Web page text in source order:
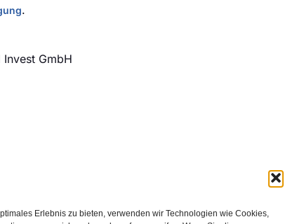
Erlebnis zu bieten, verwenden wir Technologien wie Cookies,
.
Invest GmbH